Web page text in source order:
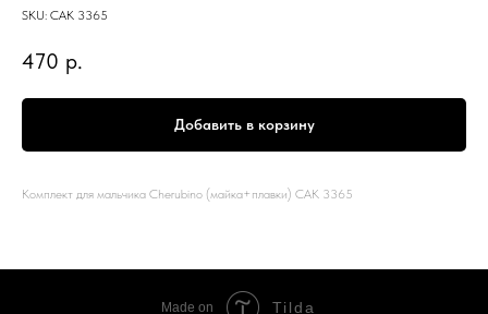
SKU: CAK 3365
470 р.
Добавить в корзину
Комплект для мальчика Cherubino (майка+плавки) CAK 3365
Made on Tilda